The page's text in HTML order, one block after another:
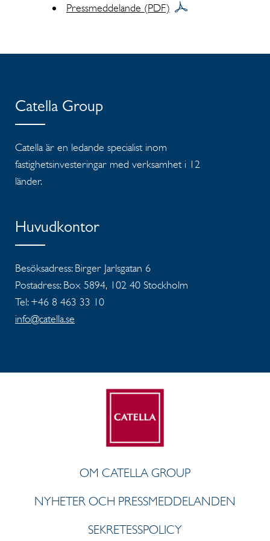
Pressmeddelande (PDF)
Catella Group
Catella är en ledande specialist inom
fastighetsinvesteringar med verksamhet i 12
länder.
Huvudkontor
Besöksadress: Birger Jarlsgatan 6
Postadress: Box 5894, 102 40 Stockholm
Tel: +46 8 463 33 10
info@catella.se
OM CATELLA GROUP
NYHETER OCH PRESSMEDDELANDEN
SEKRETESSPOLICY